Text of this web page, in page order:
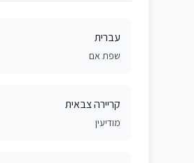
עברית
שפת אם
קריירה צבאית
מודיעין